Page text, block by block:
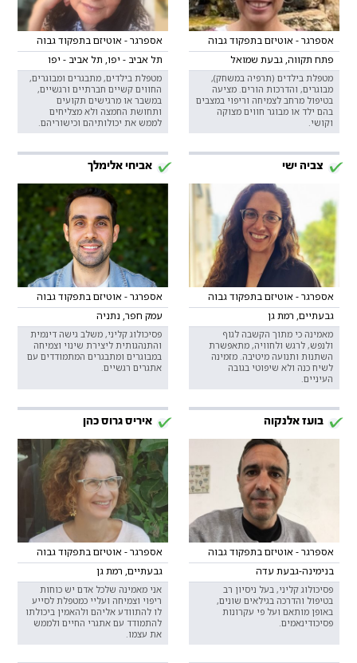
אספרגר - אוטיזם בתפקוד גבוה
פתח תקווה, גבעת שמואל
מטפלת בילדים (תרפיה במשחק),
מבוגרים, והדרכות הורים. מציעה
בטיפול מרחב לצמיחה וריפוי במצבים
בהם ילד או מבוגר חווים מצוקה
וקושי.
אספרגר - אוטיזם בתפקוד גבוה
תל אביב - יפו, תל אביב - יפו
מטפלת בילדים, מתבגרים ומבוגרים,
החווים קשיים חברתיים ורגשיים,
במשבר או מרגישים תקועים
ותחושת החמצה ולא מצליחים
לממש את יכולותיהם וכישוריהם.
צביה ישי
אספרגר - אוטיזם בתפקוד גבוה
גבעתיים, רמת גן
מאמינה כי מתוך הקשבה לגוף
ולנפש, לרגש ולחוויה, מתאפשרת
השתנוּת ותנועה מיטיבה. מזמינה
לשיח כנה ולא שיפוטי בגובה
העיניים.
אביחי אלימלך
אספרגר - אוטיזם בתפקוד גבוה
עמק חפר, נתניה
פסיכולוג קליני, משלב גישה דינמית
והתנהגותית ליצירת שינוי וצמיחה
במבוגרים ומתבגרים המתמודדים עם
אתגרים רגשיים.
בועז אלנקוה
אספרגר - אוטיזם בתפקוד גבוה
בנימינה-גבעת עדה
פסיכולוג קליני, בעל ניסיון רב
בטיפול והדרכה בגילאים שונים,
באופן מותאם ועל פי עקרונות
פסיכודינאמים.
איריס גרוס כהן
אספרגר - אוטיזם בתפקוד גבוה
גבעתיים, רמת גן
אני מאמינה שלכל אדם יש כוחות
ריפוי וצמיחה ועליי כמטפלת לסייע
לו להתוודע אליהם ולהאמין ביכולתו
להתמודד עם אתגרי החיים ולממש
את עצמו.